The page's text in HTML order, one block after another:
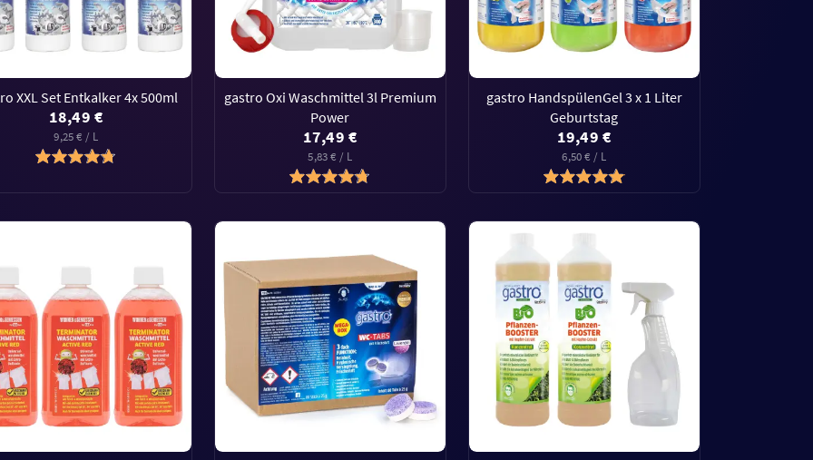
XXL Set Entkalker 4x 500ml
18,49 €
9,25 € / L
gastro Oxi Waschmittel 3l Premium
Power
17,49 €
5,83 € / L
gastro HandspülenGel 3 x 1 Liter
Geburtstag
19,49 €
6,50 € / L